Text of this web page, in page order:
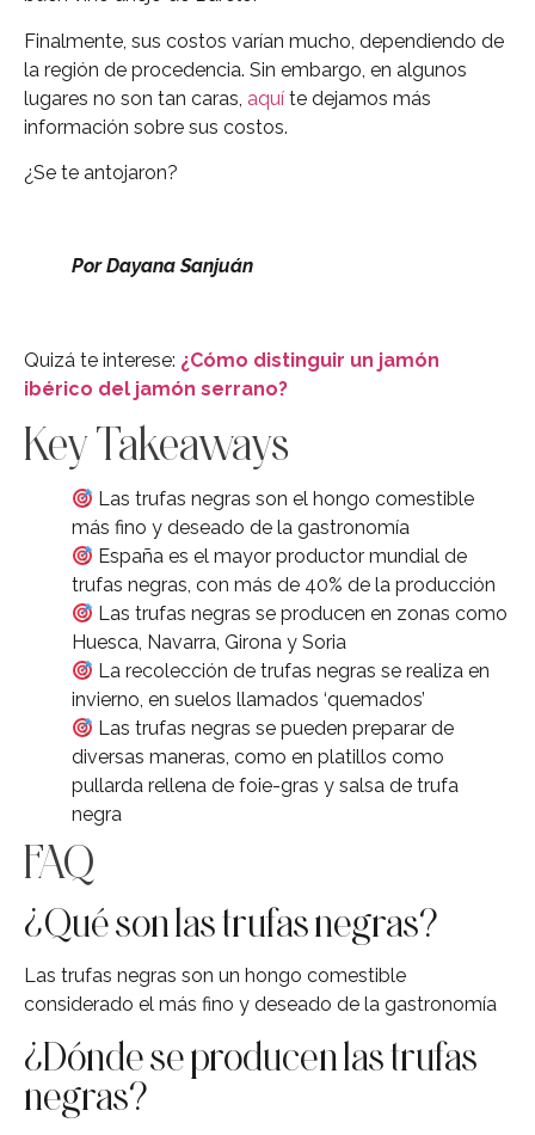
Finalmente, sus costos varían mucho, dependiendo de
la región de procedencia. Sin embargo, en algunos
lugares no son tan caras, aquí te dejamos más
información sobre sus costos.
¿Se te antojaron?
Por Dayana Sanjuán
Quizá te interese: ¿Cómo distinguir un jamón
ibérico del jamón serrano?
Key Takeaways
Las trufas negras son el hongo comestible
más fino y deseado de la gastronomía
España es el mayor productor mundial de
trufas negras, con más de 40% de la producción
Las trufas negras se producen en zonas como
Huesca, Navarra, Girona y Soria
La recolección de trufas negras se realiza en
invierno, en suelos llamados ‘quemados’
Las trufas negras se pueden preparar de
diversas maneras, como en platillos como
pullarda rellena de foie-gras y salsa de trufa
negra
FAQ
¿Qué son las trufas negras?
Las trufas negras son un hongo comestible
considerado el más fino y deseado de la gastronomía
¿Dónde se producen las trufas
negras?